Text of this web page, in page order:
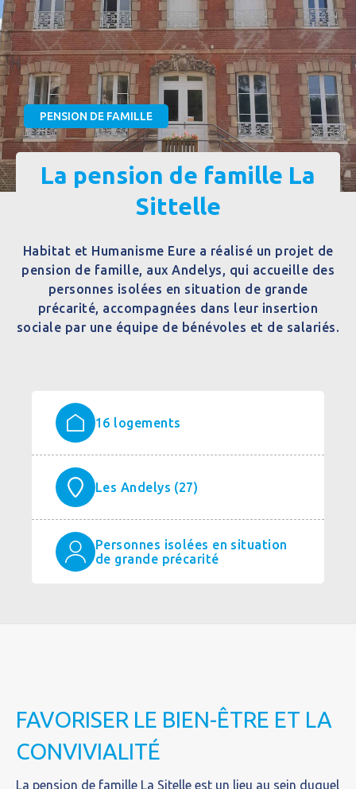
PENSION DE FAMILLE
La pension de famille La
Sittelle
Habitat et Humanisme Eure a réalisé un projet de
pension de famille, aux Andelys, qui accueille des
personnes isolées en situation de grande
précarité, accompagnées dans leur insertion
sociale par une équipe de bénévoles et de salariés.
16 logements
Les Andelys (27)
Personnes isolées en situation
de grande précarité
FAVORISER LE BIEN-ÊTRE ET LA
CONVIVIALITÉ
La pension de famille La Sitelle est un lieu au sein duquel